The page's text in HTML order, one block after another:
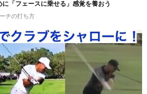
「フェースに乗せる」感覚を養おう
チの打ち方